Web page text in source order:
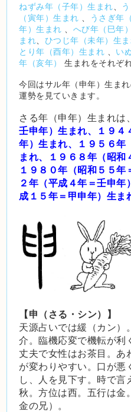
ねずみ年（子年）生まれ
（寅年）生まれ
うさぎ年
年）生まれ
へび年（巳年
まれ
ひつじ年（未年）生
とり年（酉年）生まれ
い
年（亥年）
生まれをそれぞ
今回はサル年（申年）生ま
運勢を見ていきます。
さる年（申年）生まれは、
壬申年）生まれ、１９４
年）生まれ、１９５６年
まれ、１９６８年（昭和
１９８０年（昭和５５年
２年（平成４年＝壬申
成１５年＝甲申年） 生ま
【申（さる・シン）】
天源占いでは緩（カン）
介。臨機応変で機転が利
丈夫で女性はお茶目。あ
が変わりやすい。口が悪
し、人を見下す。時で言
秋。方位は西。五行は金
金の兄）。